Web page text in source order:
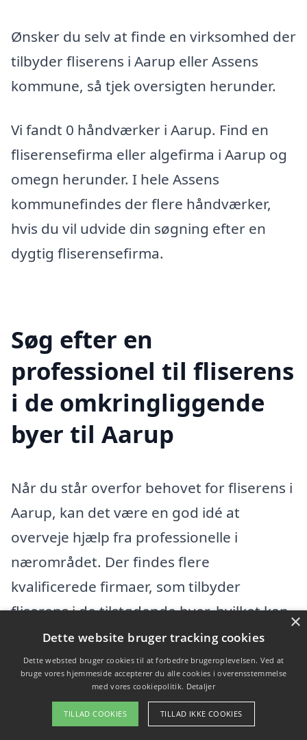
Ønsker du selv at finde en virksomhed der
tilbyder fliserens i Aarup eller Assens
kommune, så tjek oversigten herunder.
Vi fandt 0 håndværker i Aarup. Find en
fliserensefirma eller algefirma i Aarup og
omegn herunder. I hele Assens
kommunefindes der flere håndværker,
hvis du vil udvide din søgning efter en
dygtig fliserensefirma.
Søg efter en
professionel til fliserens
i de omkringliggende
byer til Aarup
Når du står overfor behovet for fliserens i
Aarup, kan det være en god idé at
overveje hjælp fra professionelle i
nærområdet. Der findes flere
kvalificerede firmaer, som tilbyder
fliserens i de tilstødende byer, hvilket kan
være en praktisk løsning. Du kan finde
hjælp fra firmaer i følgende byer:
Middelfart
×
Dette website bruger tracking cookies
Dette websted bruger cookies til at forbedre brugeroplevelsen. Ved at
bruge vores hjemmeside accepterer du alle cookies i overensstemmelse
med vores cookiepolitik. Detaljer
TILLAD COOKIES TILLAD IKKE COOKIES